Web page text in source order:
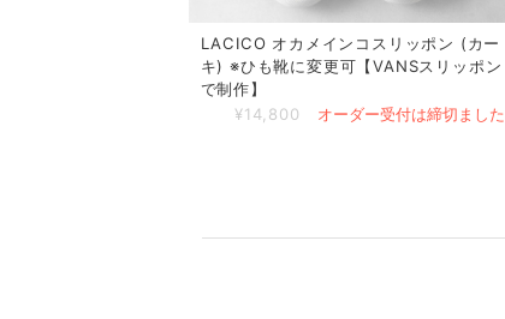
LACICO オカメインコスリッポン (カー
キ) ※ひも靴に変更可【VANSスリッポン
で制作】
¥14,800
オーダー受付は締切ました